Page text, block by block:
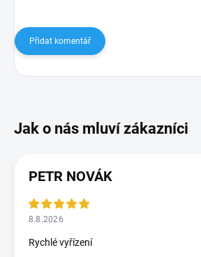
Přidat komentář
PETR NOVÁK
8.8.2026
Rychlé vyřízení